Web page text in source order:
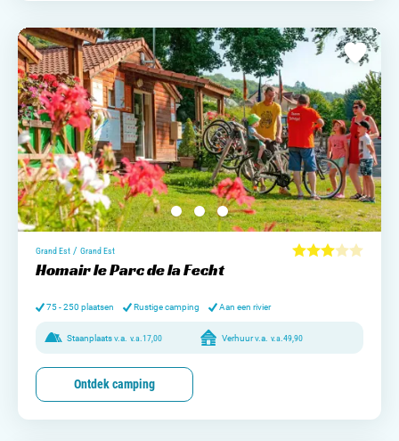
Grand Est / Grand Est
Homair le Parc de la Fecht
75 - 250 plaatsen Rustige camping Aan een rivier
Staanplaats v.a. v.a. 17,00 Verhuur v.a. v.a. 49,90
Ontdek camping